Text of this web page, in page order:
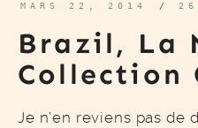
CONTACT
MARS 22, 2014 / 26
Brazil, La
Collection
Je n’en reviens pas de